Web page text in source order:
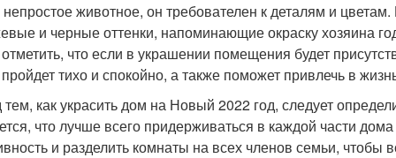
непростое животное, он требователен к деталям и
и черные оттенки, напоминающие окраску хозяина
что если в украшении помещения будет
пройдет тихо и спокойно, а также поможет привлечь в
как украсить дом на Новый 2022 год, следует
что лучше всего придерживаться в каждой части
и разделить комнаты на всех членов семьи, чтобы